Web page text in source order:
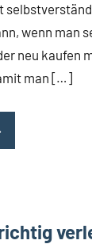
wenn man
neu kaufen
man […]